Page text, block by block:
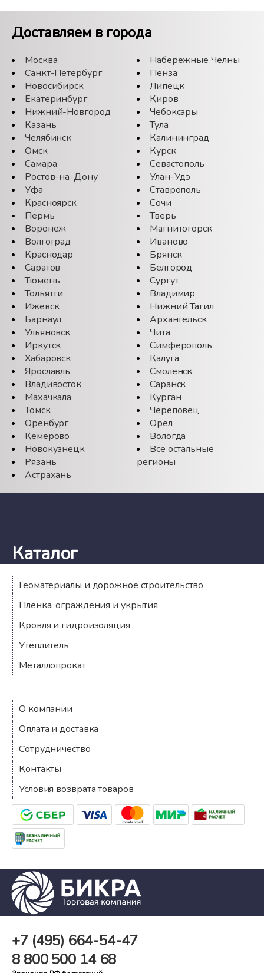
Доставляем в города
Москва
Санкт-Петербург
Новосибирск
Екатеринбург
Нижний-Новгород
Казань
Челябинск
Омск
Самара
Ростов-на-Дону
Уфа
Красноярск
Пермь
Воронеж
Волгоград
Краснодар
Саратов
Тюмень
Тольятти
Ижевск
Барнаул
Ульяновск
Иркутск
Хабаровск
Ярославль
Владивосток
Махачкала
Томск
Оренбург
Кемерово
Новокузнецк
Рязань
Астрахань
Набережные Челны
Пенза
Липецк
Киров
Чебоксары
Тула
Калининград
Курск
Севастополь
Улан-Удэ
Ставрополь
Сочи
Тверь
Магнитогорск
Иваново
Брянск
Белгород
Сургут
Владимир
Нижний Тагил
Архангельск
Чита
Симферополь
Калуга
Смоленск
Саранск
Курган
Череповец
Орёл
Вологда
Все остальные
регионы
Каталог
Геоматериалы и дорожное строительство
Пленка, ограждения и укрытия
Кровля и гидроизоляция
Утеплитель
Металлопрокат
Компания
О компании
Оплата и доставка
Сотрудничество
Контакты
Условия возврата товаров
+7 (495) 664-54-47
8 800500 14 68